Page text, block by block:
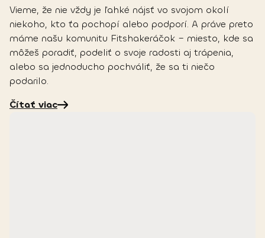
Vieme, že nie vždy je ľahké nájsť vo svojom okolí
niekoho, kto ťa pochopí alebo podporí. A práve preto
máme našu komunitu Fitshakeráčok – miesto, kde sa
môžeš poradiť, podeliť o svoje radosti aj trápenia,
alebo sa jednoducho pochváliť, že sa ti niečo
podarilo.
Čítať viac